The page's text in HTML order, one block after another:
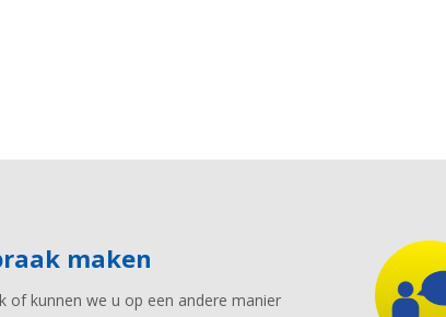
maken
of kunnen we u op een andere manier